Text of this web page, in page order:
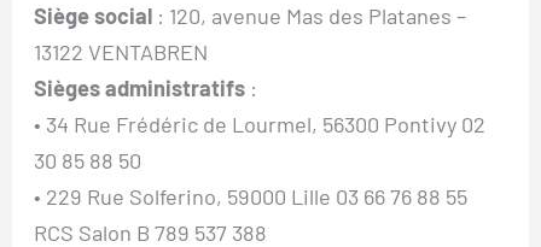
Siège social : 120, avenue Mas des Platanes –
13122 VENTABREN
Sièges administratifs :
• 34 Rue Frédéric de Lourmel, 56300 Pontivy 02
30 85 88 50
• 229 Rue Solferino, 59000 Lille 03 66 76 88 55
RCS Salon B 789 537 388